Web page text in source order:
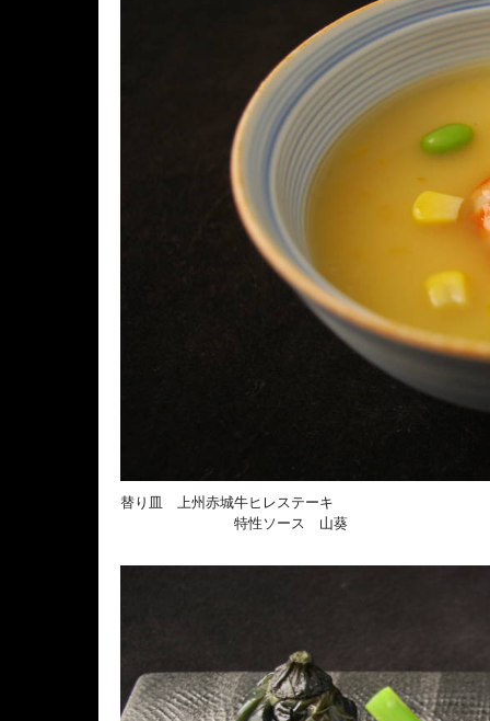
替り皿 上州赤城牛ヒレステーキ
特性ソース 山葵